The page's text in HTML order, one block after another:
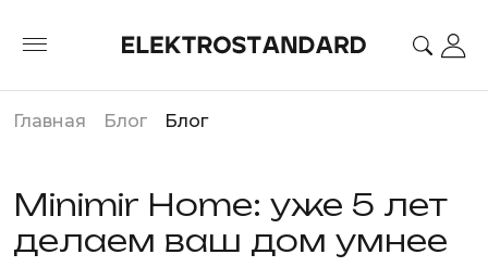
Главная Блог Блог
Minimir Home: уже 5 лет
делаем ваш дом умнее